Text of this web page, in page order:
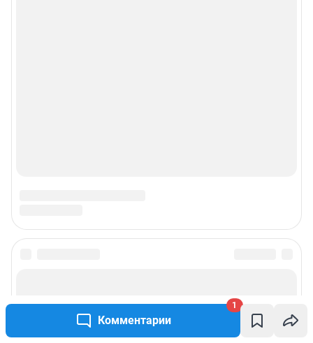
Комментарии
1